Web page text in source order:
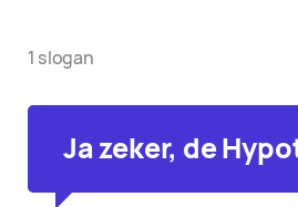
1 slogan
Ja zeker, de